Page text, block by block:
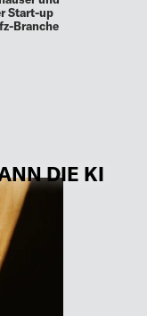
Start-up
Branche
DIE KI